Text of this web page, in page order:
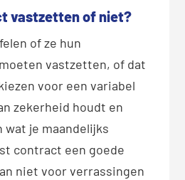
vastzetten of niet?
of ze hun
vastzetten, of dat
voor een variabel
zekerheid houdt en
je maandelijks
contract een goede
niet voor verrassingen